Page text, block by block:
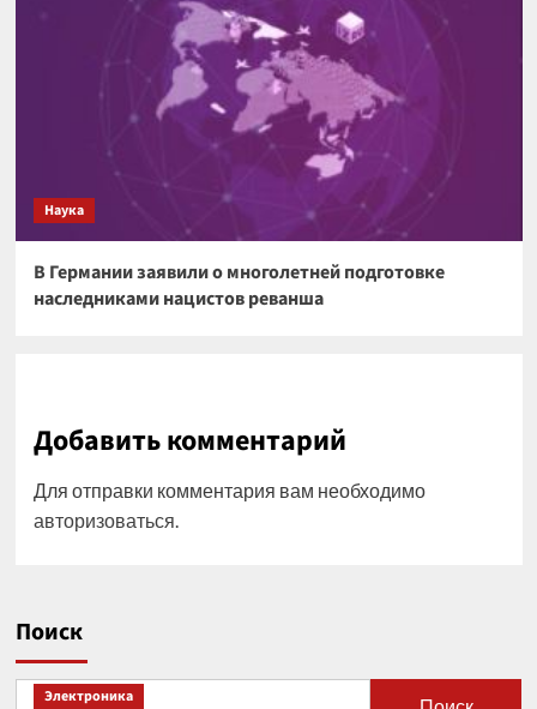
Наука
В Германии заявили о многолетней подготовке
наследниками нацистов реванша
Добавить комментарий
Для отправки комментария вам необходимо
авторизоваться.
Поиск
Электроника